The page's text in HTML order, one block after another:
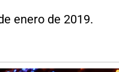
enero de 2019.